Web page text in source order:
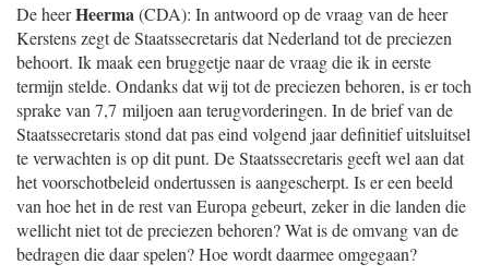
De heerHeerma(CDA): In antwoord op de vraag van de heer
Kerstens zegt de Staatssecretaris dat Nederland tot de preciezen
behoort. Ik maak een bruggetje naar de vraag die ik in eerste
termijn stelde. Ondanks dat wij tot de preciezen behoren, is er toch
sprake van 7,7 miljoen aan terugvorderingen. In de brief van de
Staatssecretaris stond dat pas eind volgend jaar definitief uitsluitsel
te verwachten is op dit punt. De Staatssecretaris geeft wel aan dat
het voorschotbeleid ondertussen is aangescherpt. Is er een beeld
van hoe het in de rest van Europa gebeurt, zeker in die landen die
wellicht niet tot de preciezen behoren? Wat is de omvang van de
bedragen die daar spelen? Hoe wordt daarmee omgegaan?